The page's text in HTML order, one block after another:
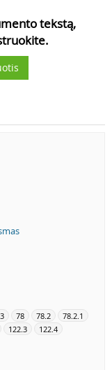
tekstą,
78 78.2
78.2.1
122.3 122.4